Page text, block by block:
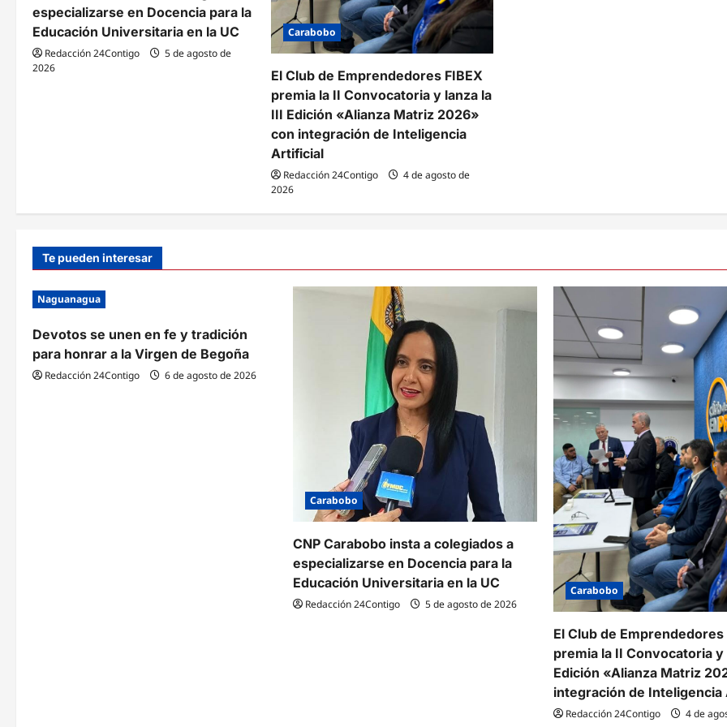
r
a
especializarse en Docencia para la
Educación Universitaria en la UC
Redacción 24Contigo
5 de agosto de
2026
Carabobo
El Club de Emprendedores FIBEX
premia la II Convocatoria y lanza la
III Edición «Alianza Matriz 2026»
con integración de Inteligencia
Artificial
Redacción 24Contigo
4 de agosto de
2026
Te pueden interesar
Naguanagua
Devotos se unen en fe y tradición
para honrar a la Virgen de Begoña
Redacción 24Contigo 6 de agosto de 2026
Carabobo
CNP Carabobo insta a colegiados a
especializarse en Docencia para la
Educación Universitaria en la UC
Redacción 24Contigo 5 de agosto de 2026
Carabobo
El Club de Emprendedores
premia la II Convocatoria y
Edición «Alianza Matriz
integración de Inteligencia
Redacción 24Contigo 4 de